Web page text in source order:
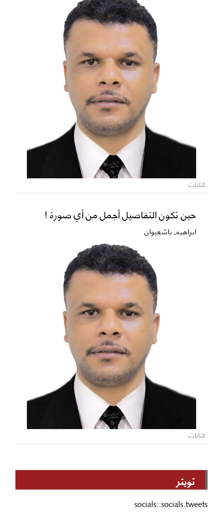
كتابات
حين تكون التفاصيل أجمل من أي صورة !
ابراهيم باشغيوان
كتابات
تويتر
socials::socials.tweets